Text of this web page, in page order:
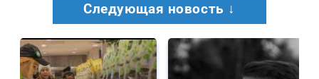
Следующая новость ↓